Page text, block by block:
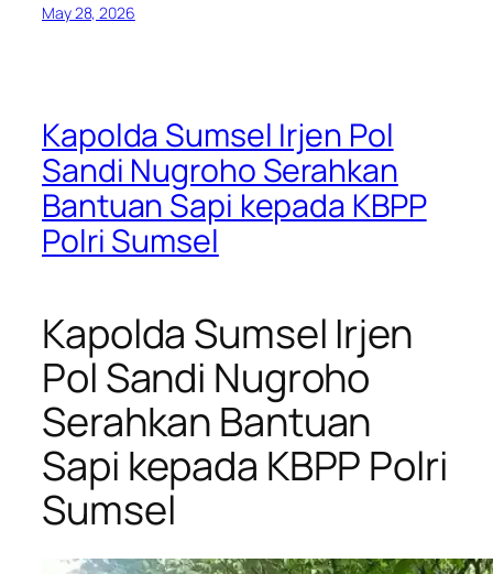
May 28, 2026
Kapolda Sumsel Irjen Pol
Sandi Nugroho Serahkan
Bantuan Sapi kepada KBPP
Polri Sumsel
Kapolda Sumsel Irjen
Pol Sandi Nugroho
Serahkan Bantuan
Sapi kepada KBPP Polri
Sumsel